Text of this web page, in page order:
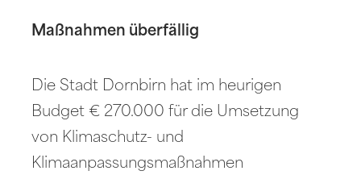
Maßnahmen überfällig
Die Stadt Dornbirn hat im heurigen
Budget € 270.000 für die Umsetzung
von Klimaschutz- und
Klimaanpassungsmaßnahmen